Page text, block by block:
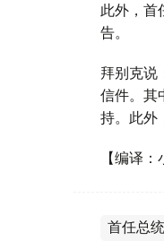
此外，首
告。
拜别克说
信件。其
持。此外
【编译：
首任总统